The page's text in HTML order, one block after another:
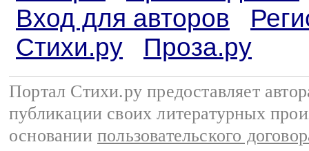
Вход для авторов
Стихи.ру
Проза.ру
Портал Стихи.ру предоставляет
публикации своих литературных
основании пользовательского